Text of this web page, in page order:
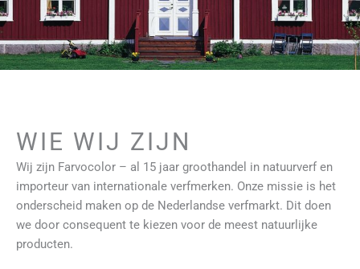
WIE WIJ ZIJN
Wij zijn Farvocolor – al 15 jaar groothandel in natuurverf en
importeur van internationale verfmerken. Onze missie is het
onderscheid maken op de Nederlandse verfmarkt. Dit doen
we door consequent te kiezen voor de meest natuurlijke
producten.